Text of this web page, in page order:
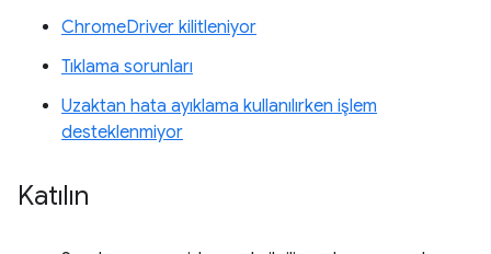
ChromeDriver kilitleniyor
Tıklama sorunları
Uzaktan hata ayıklama kullanılırken işlem
desteklenmiyor
Katılın